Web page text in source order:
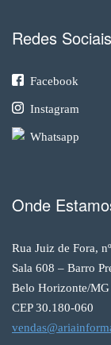
Redes Sociais
Facebook
Instagram
Whatsapp
Onde
Rua Juiz de Fora,
Sala 608 – Barro
Belo Horizonte/MG
CEP 30.180-060